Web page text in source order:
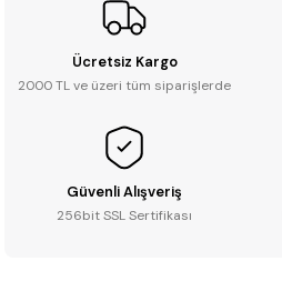
Ücretsiz Kargo
2000 TL ve üzeri tüm siparişlerde
Güvenli Alışveriş
256bit SSL Sertifikası